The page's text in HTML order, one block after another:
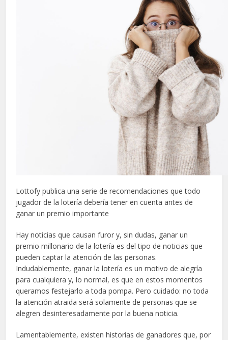
Lottofy publica una serie de recomendaciones que todo
jugador de la lotería debería tener en cuenta antes de
ganar un premio importante
Hay noticias que causan furor y, sin dudas, ganar un
premio millonario de la lotería es del tipo de noticias que
pueden captar la atención de las personas.
Indudablemente, ganar la lotería es un motivo de alegría
para cualquiera y, lo normal, es que en estos momentos
queramos festejarlo a toda pompa. Pero cuidado: no toda
la atención atraida será solamente de personas que se
alegren desinteresadamente por la buena noticia.
Lamentablemente, existen historias de ganadores que, por